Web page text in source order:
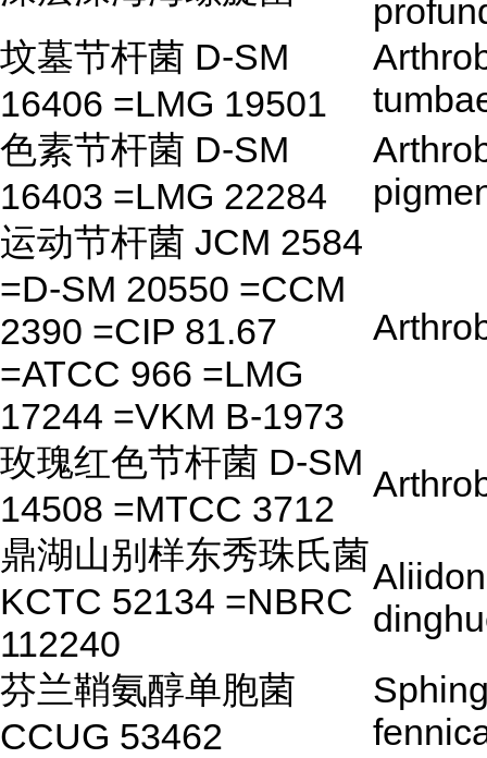
坟墓节杆菌 D-SM
16406 =LMG 19501
色素节杆菌 D-SM
16403 =LMG 22284
运动节杆菌 JCM 2584
=D-SM 20550 =CCM
2390 =CIP 81.67
=ATCC 966 =LMG
17244 =VKM B-1973
玫瑰红色节杆菌 D-SM
14508 =MTCC 3712
鼎湖山别样东秀珠氏菌
KCTC 52134 =NBRC
112240
芬兰鞘氨醇单胞菌
CCUG 53462